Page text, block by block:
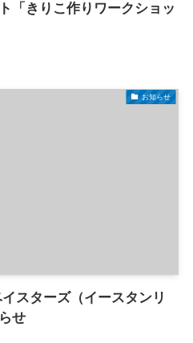
「きりこ作りワークショッ
お知らせ
スターズ（イースタンリ
せ